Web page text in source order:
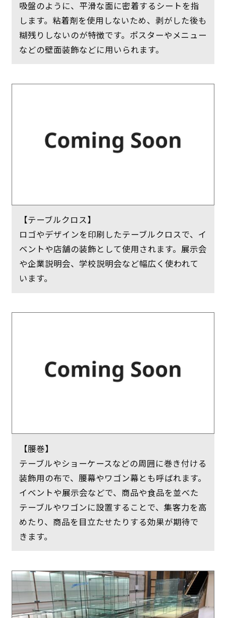
吸盤のように、平滑な面に密着するシートを指
します。粘着剤を使用しないため、剥がした後も
糊残りしないのが特徴です。ポスターやメニュー
などの壁面装飾などに用いられます。
【テーブルクロス】
ロゴやデザインを印刷したテーブルクロスで、イ
ベントや店舗の装飾として使用されます。展示会
や企業説明会、学校説明会など幅広く使われて
います。
【腰巻】
テーブルやショーケースなどの周囲に巻き付ける
装飾用の布で、腰幕やワゴン幕とも呼ばれます。
イベントや展示会などで、商品や食品を並べた
テーブルやワゴンに設置することで、集客力を高
めたり、商品を目立たせたりする効果が期待で
きます。